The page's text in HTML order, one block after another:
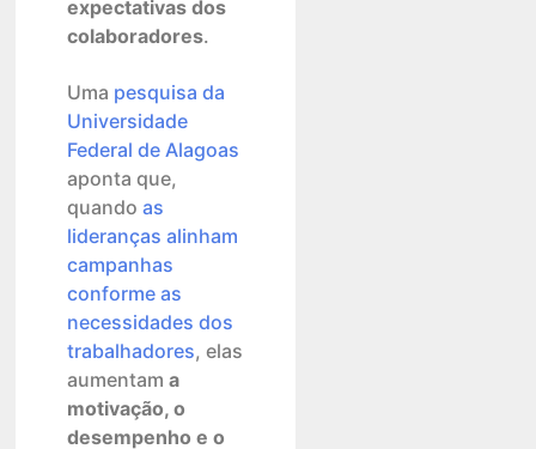
expectativas dos
colaboradores.
Uma pesquisa da
Universidade
Federal de Alagoas
aponta que,
quando as
lideranças alinham
campanhas
conforme as
necessidades dos
trabalhadores, elas
aumentam a
motivação, o
desempenho e o